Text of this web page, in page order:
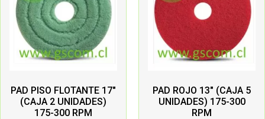
PAD PISO FLOTANTE 17″
(CAJA 2 UNIDADES)
175-300 RPM
PAD ROJO 13″ (CAJA 5
UNIDADES) 175-300
RPM